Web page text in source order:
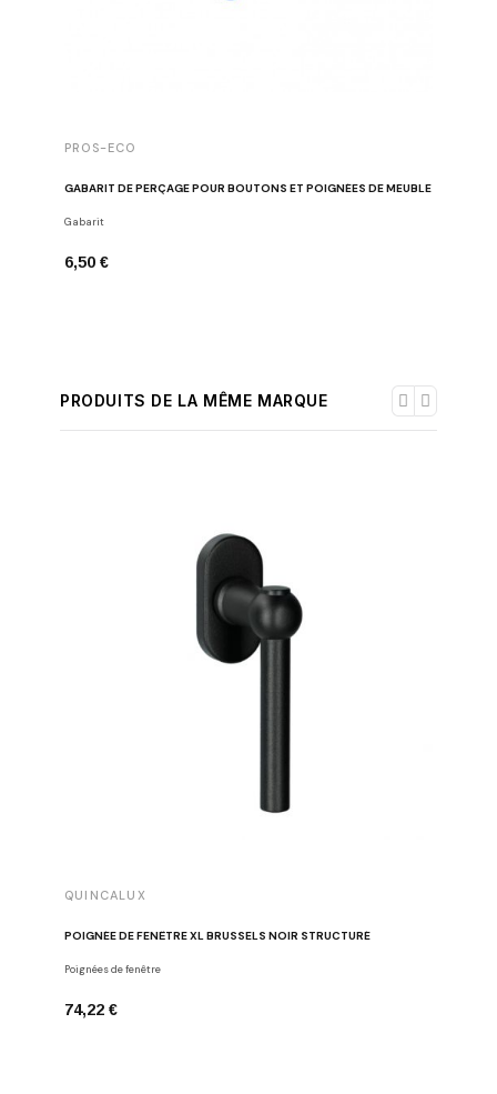
PROS-ECO
GABARIT DE PERÇAGE POUR BOUTONS ET POIGNÉES DE MEUBLE
Gabarit
6,50 €
PRODUITS DE LA MÊME MARQUE
QUINCALUX
POIGNÉE DE FENÊTRE XL BRUSSELS NOIR STRUCTURÉ
Poignées de fenêtre
74,22 €